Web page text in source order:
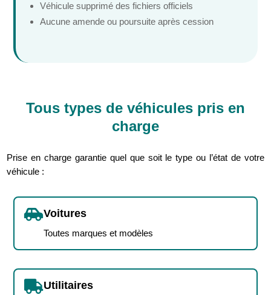
Véhicule supprimé des fichiers officiels
Aucune amende ou poursuite après cession
Tous types de véhicules pris en
charge
Prise en charge garantie quel que soit le type ou l’état de votre
véhicule :
Voitures
Toutes marques et modèles
Utilitaires